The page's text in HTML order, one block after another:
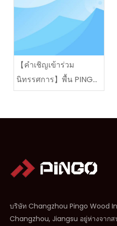
【คำเชิญเข้าร่วม
นิทรรศการ】พื้น PINGO
เข้าร่วมใน DOMOTEX
บริษัท Changzhou Pingo Wood
Changzhou, Jiangsu อยู่ห่างจา